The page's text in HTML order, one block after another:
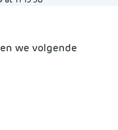
we volgende